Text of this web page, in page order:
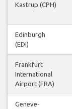
Kastrup (CPH)
Edinburgh
(EDI)
Frankfurt
International
Airport (FRA)
Geneve-